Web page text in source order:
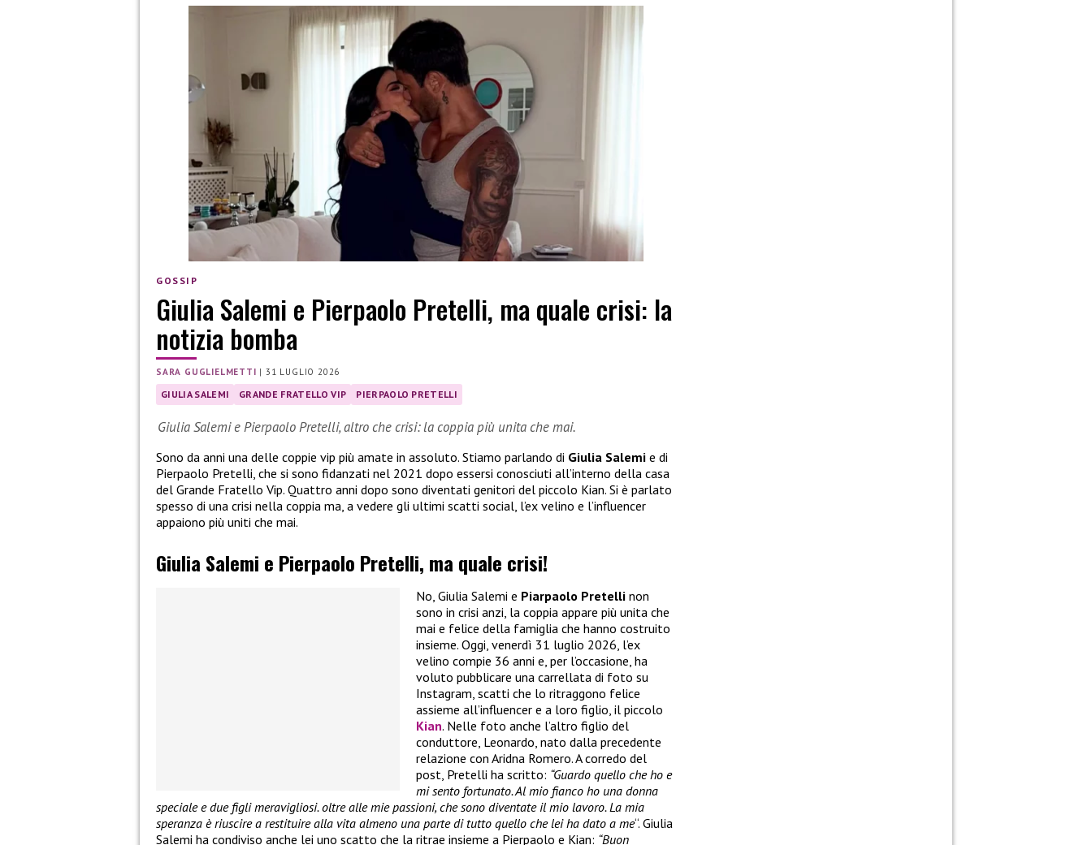
GOSSIP
Giulia Salemi e Pierpaolo Pretelli, ma quale crisi: la
notizia bomba
SARA GUGLIELMETTI |31 LUGLIO 2026
GIULIA SALEMI GRANDE FRATELLO VIP PIERPAOLO PRETELLI
Giulia Salemi e Pierpaolo Pretelli, altro che crisi: la coppia più unita che mai.
Sono da anni una delle coppie vip più amate in assoluto. Stiamo parlando di Giulia Salemi e di
Pierpaolo Pretelli, che si sono fidanzati nel 2021 dopo essersi conosciuti all’interno della casa
del Grande Fratello Vip. Quattro anni dopo sono diventati genitori del piccolo Kian. Si è parlato
spesso di una crisi nella coppia ma, a vedere gli ultimi scatti social, l’ex velino e l’influencer
appaiono più uniti che mai.
Giulia Salemi e Pierpaolo Pretelli, ma quale crisi!
No, Giulia Salemi e Piarpaolo Pretelli non
sono in crisi anzi, la coppia appare più unita che
mai e felice della famiglia che hanno costruito
insieme. Oggi, venerdì 31 luglio 2026, l’ex
velino compie 36 anni e, per l’occasione, ha
voluto pubblicare una carrellata di foto su
Instagram, scatti che lo ritraggono felice
assieme all’influencer e a loro figlio, il piccolo
Kian. Nelle foto anche l’altro figlio del
conduttore, Leonardo, nato dalla precedente
relazione con Aridna Romero. A corredo del
post, Pretelli ha scritto: “Guardo quello che ho e
mi sento fortunato. Al mio fianco ho una donna
speciale e due figli meravigliosi. oltre alle mie passioni, che sono diventate il mio lavoro. La mia
speranza è riuscire a restituire alla vita almeno una parte di tutto quello che lei ha dato a me“. Giulia
Salemi ha condiviso anche lei uno scatto che la ritrae insieme a Pierpaolo e Kian: “Buon